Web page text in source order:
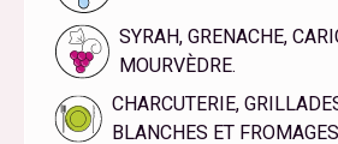
SYRAH, GRENACHE,
MOURVÈDRE.
CHARCUTERIE,
BLANCHES ET